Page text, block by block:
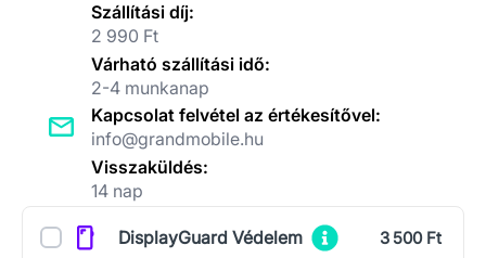
Szállítási díj:
2 990 Ft
Várható szállítási idő:
2-4 munkanap
Kapcsolat felvétel az értékesítővel:
info@grandmobile.hu
Visszaküldés:
14 nap
KiegészítőkDisplayGuard Védelem 3 500 Ft